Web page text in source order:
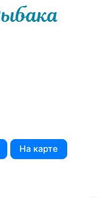
На карте